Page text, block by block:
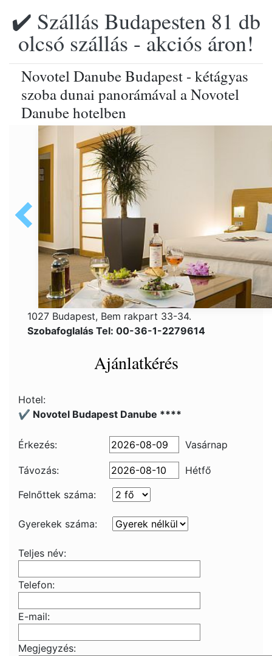
✔️ Szállás Budapesten 81 db
olcsó szállás - akciós áron!
Novotel Danube Budapest - kétágyas
szoba dunai panorámával a Novotel
Danube hotelben
1027 Budapest, Bem rakpart 33-34.
Szobafoglalás Tel: 00-36-1-2279614
Ajánlatkérés
Hotel:
✔️ Novotel Budapest Danube ****
Érkezés: Vasárnap
Távozás:
Hétfő
Felnőttek száma:
Gyerekek száma:
Teljes név:
Telefon:
E-mail:
Megjegyzés: